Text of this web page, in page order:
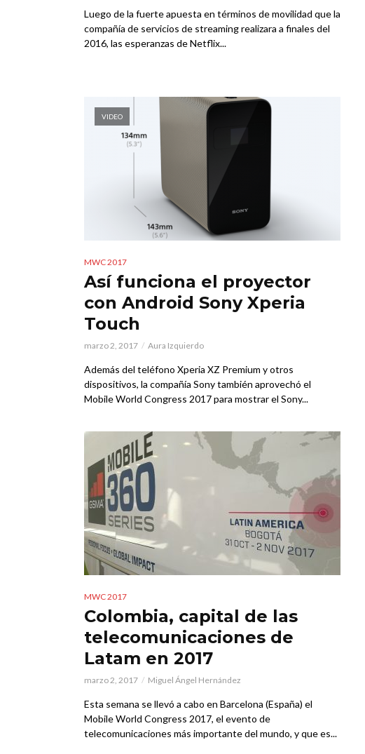
Luego de la fuerte apuesta en términos de movilidad que la
compañía de servicios de streaming realizara a finales del
2016, las esperanzas de Netflix...
VIDEO
MWC 2017
Así funciona el proyector
con Android Sony Xperia
Touch
marzo 2, 2017 Aura Izquierdo
Además del teléfono Xperia XZ Premium y otros
dispositivos, la compañía Sony también aprovechó el
Mobile World Congress 2017 para mostrar el Sony...
MWC 2017
Colombia, capital de las
telecomunicaciones de
Latam en 2017
marzo 2, 2017 Miguel Ángel Hernández
Esta semana se llevó a cabo en Barcelona (España) el
Mobile World Congress 2017, el evento de
telecomunicaciones más importante del mundo, y que es...